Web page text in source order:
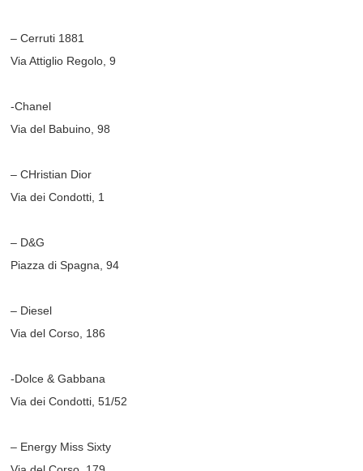
– Cerruti 1881
Via Attiglio Regolo, 9
-Chanel
Via del Babuino, 98
– CHristian Dior
Via dei Condotti, 1
– D&G
Piazza di Spagna, 94
– Diesel
Via del Corso, 186
-Dolce & Gabbana
Via dei Condotti, 51/52
– Energy Miss Sixty